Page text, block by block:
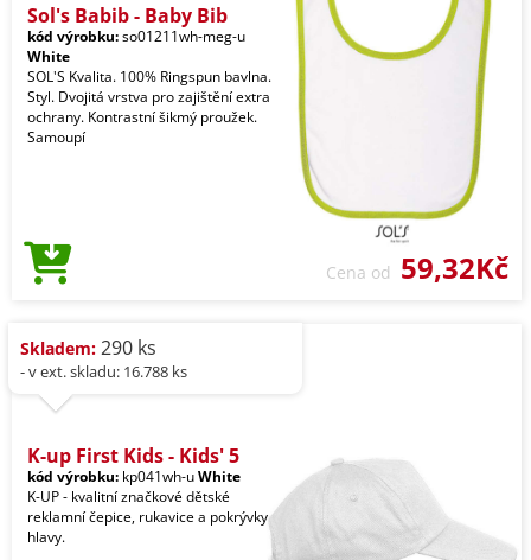
Sol's Babib - Baby Bib
kód výrobku:so01211wh-meg-u
White
SOL'S Kvalita. 100% Ringspun bavlna.
Styl. Dvojitá vrstva pro zajištění extra
ochrany. Kontrastní šikmý proužek.
Samoupí
Cena od 59,32Kč
Skladem: 290 ks
- v ext. skladu: 16.788 ks
K-up First Kids - Kids' 5
kód výrobku: kp041wh-uWhite
K-UP - kvalitní značkové dětské
reklamní čepice, rukavice a pokrývky
hlavy.